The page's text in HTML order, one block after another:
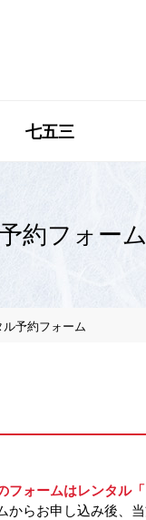
七五三
約フォーム
予約フォーム
フォームはレンタル
からお申し込み後、